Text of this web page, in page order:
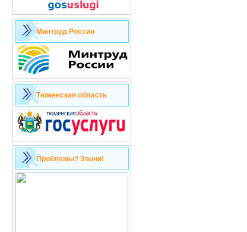
Минтруд России
Тюменская область
Проблемы? Звони!